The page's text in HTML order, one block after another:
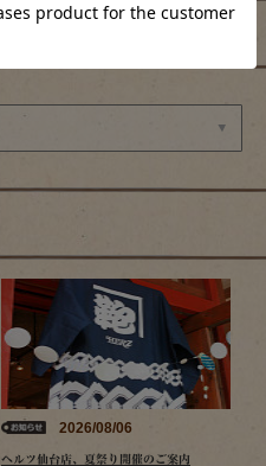
2026/08/06
ヘルツ仙台店、夏祭り開催のご案内